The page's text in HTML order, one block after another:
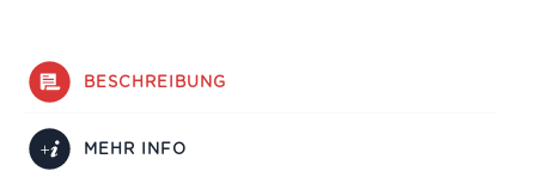
BESCHREIBUNG
MEHR INFO